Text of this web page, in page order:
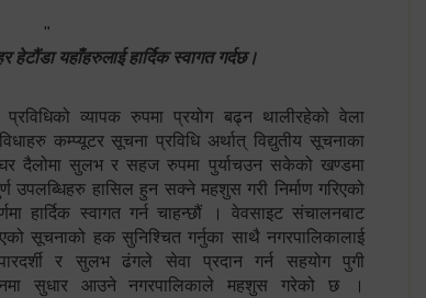
यहाँहरुलाई हार्दिक स्वागत गर्दछ।
व्यापक रुपमा प्रयोग बढ्न थालीरहेको वेला
कम्प्यूटर सूचना प्रविधि अर्थात् विद्युतीय सूचनाका
घर दैलोमा सुलभ र सहज रुपमा पुर्याचउन सकेको खण्डमा
उपलब्धिहरु हासिल हुन सक्ने महशुस गरी निर्माण गरिएको
हार्दिक स्वागत गर्न चाहन्छौं । वेवसाइट संचालनबाट
सूचनाको हक सुनिश्चित गर्नुका साथै नगरपालिकालाई
पारदर्शी र सुलभ ढंगले सेवा प्रदान गर्न सहयोग पुगी
सुधार आउने नगरपालिकाले महशुस गरेको छ ।